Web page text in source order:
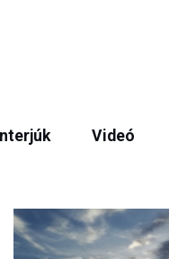
Interjúk Videó